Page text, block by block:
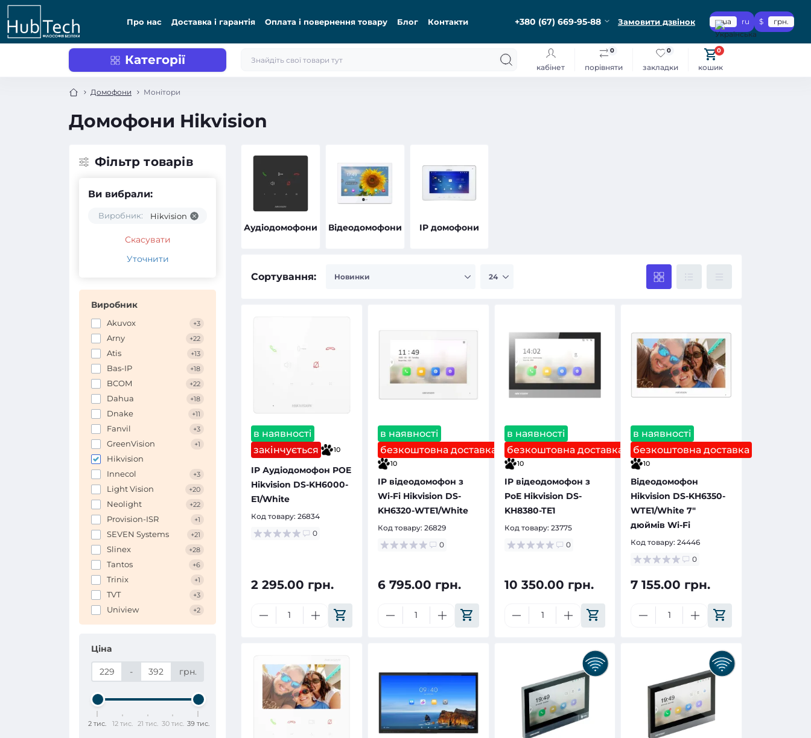
Про нас Доставка і гарантія Оплата і повернення товару Блог Контакти +380 (67) 669-95-88 Замовити дзвінок ua ru $ грн.
Категорії
кабінет порівняти
0
закладки
0
кошик
0
Домофони Монітори
Домофони Hikvision
Фільтр товарів
Ви вибрали:
Виробник: Hikvision
Скасувати
Уточнити
Виробник
Akuvox +3
Arny +22
Atis +13
Bas-IP +18
BCOM +22
Dahua +18
Dnake +11
Fanvil +3
GreenVision +1
Hikvision
Innecol
+3
Light Vision +20
Neolight +22
Provision-ISR +1
SEVEN Systems +21
Slinex +28
Tantos +6
Trinix +1
TVT +3
Uniview +2
Ціна
- грн.
2 тис. 12 тис. 21 тис. 30 тис. 39 тис.
Аудіодомофони Відеодомофони IP домофони
Сортування:
в наявності
закінчується
10
IP Аудіодомофон POE
Hikvision DS-KH6000-
E1/White
Код товару: 26834
0
2 295.00 грн.
в наявності
безкоштовна доставка
10
IP відеодомофон з
Wi-Fi Hikvision DS-
KH6320-WTE1/White
Код товару: 26829
0
6 795.00 грн.
в наявності
безкоштовна доставка
10
IP відеодомофон з
PoE Hikvision DS-
KH8380-TE1
Код товару: 23775
0
10 350.00 грн.
в наявності
безкоштовна доставка
10
Відеодомофон
Hikvision DS-KH6350-
WTE1/White 7"
дюймів Wi-Fi
Код товару:24446
0
7 155.00 грн.